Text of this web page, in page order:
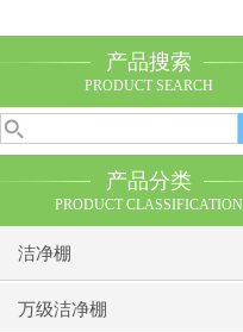
产品搜索
PRODUCT SEARCH
产品分类
PRODUCT CLASSIFICATION
洁净棚
万级洁净棚